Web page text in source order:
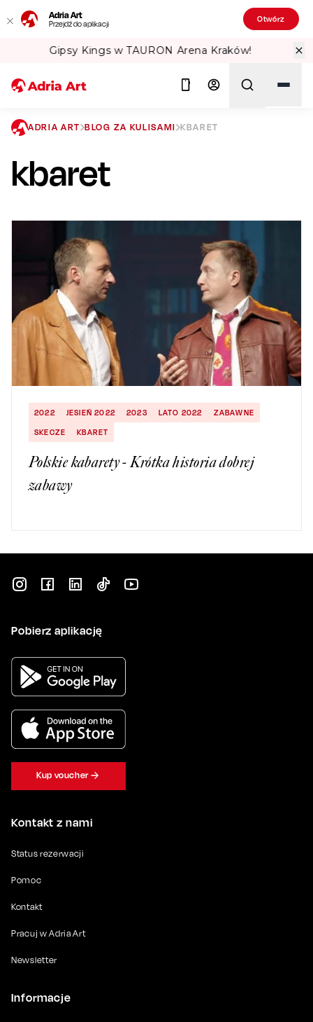
Adria Art
Przejdź do aplikacji Otwórz
Sprawdź Teatralne Lato w PKiN! 🏛️
ADRIA ART BLOG ZA KULISAMI KBARET
kbaret
2022 JESIEŃ 2022 2023 LATO 2022
ZABAWNE
SKECZE
KBARET
Polskie kabarety - Krótka historia dobrej
zabawy
Kontakt z nami
Status rezerwacji
Pomoc
Kontakt
Pracuj w Adria Art
Newsletter
Informacje
Pobierz aplikację
Kup voucher